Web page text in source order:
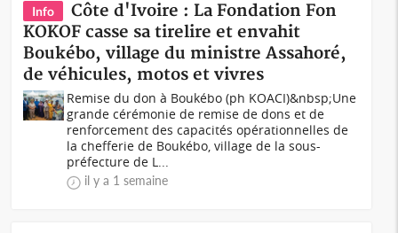
Info
Côte d'Ivoire : La Fondation Fon
KOKOF casse sa tirelire et envahit
Boukébo, village du ministre Assahoré,
de véhicules, motos et vivres
Remise du don à Boukébo (ph KOACI)&nbsp;Une
grande cérémonie de remise de dons et de
renforcement des capacités opérationnelles de
la chefferie de Boukébo, village de la sous-
préfecture de L...
il y a 1 semaine